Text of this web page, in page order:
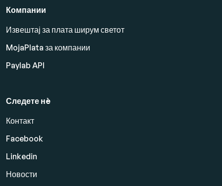
Компании
Извештај за плата ширум светот
MojaPlata за компании
Paylab API
Следете нè
Контакт
Facebook
Linkedin
Новости